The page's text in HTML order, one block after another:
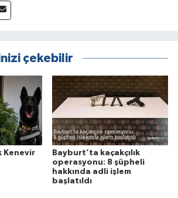
çekebilir
Kenevir
Bayburt’ta kaçakçılık
operasyonu: 8 şüpheli
hakkında adli işlem
başlatıldı